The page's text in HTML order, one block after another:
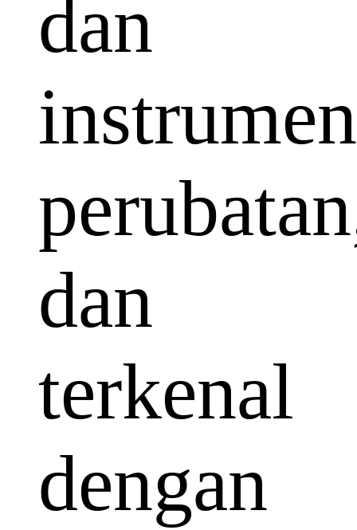
dan
instrumen
dan
terkenal
dengan